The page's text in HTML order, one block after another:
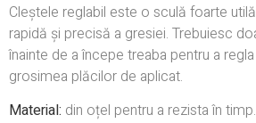
Cleștele reglabil este o sculă foarte
rapidă și precisă a gresiei. Trebuiesc
înainte de a începe treaba pentru a
grosimea plăcilor de aplicat.
Material: din oțel pentru a rezista în timp.